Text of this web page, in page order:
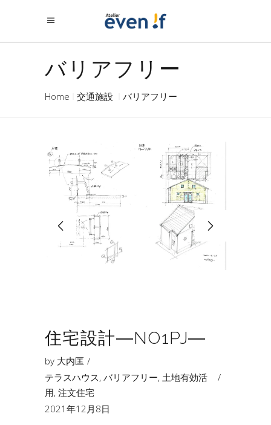
バリアフリー
Home 交通施設 バリアフリー
住宅設計―NO1PJ―
by 大内匡
テラスハウス, バリアフリー, 土地有効活
用, 注文住宅
2021年12月8日